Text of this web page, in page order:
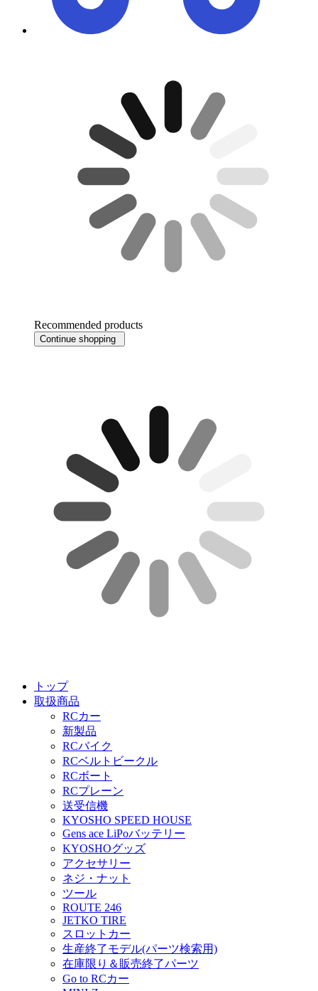
Recommended products
Continue shopping
トップ
取扱商品
RCカー
新製品
RCバイク
RCベルトビークル
RCボート
RCプレーン
送受信機
KYOSHO SPEED HOUSE
Gens ace LiPoバッテリー
KYOSHOグッズ
アクセサリー
ネジ・ナット
ツール
ROUTE 246
JETKO TIRE
スロットカー
生産終了モデル(パーツ検索用)
在庫限り＆販売終了パーツ
Go to RCカー